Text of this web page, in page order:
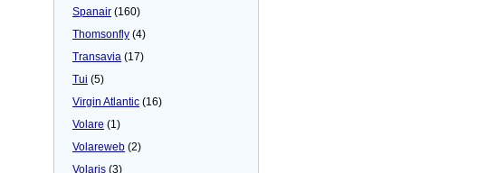
Spanair (160)
Thomsonfly (4)
Transavia (17)
Tui (5)
Virgin Atlantic (16)
Volare (1)
Volareweb (2)
Volaris (3)